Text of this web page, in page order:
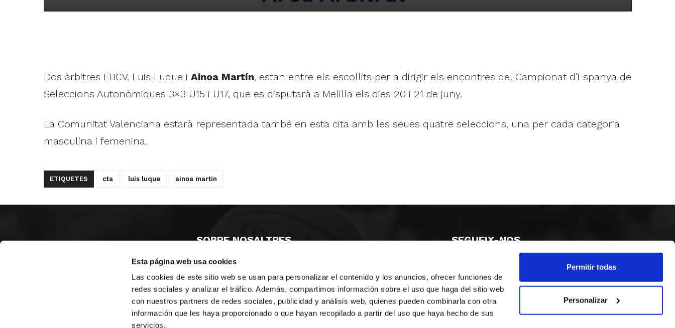
Esta página web usa cookies
Las cookies de este sitio web se usan para personalizar el contenido y los anuncios, ofrecer funciones de
redes sociales y analizar el tráfico. Además, compartimos información sobre el uso que haga del sitio web
con nuestros partners de redes sociales, publicidad y análisis web, quienes pueden combinarla con otra
información que les haya proporcionado o que hayan recopilado a partir del uso que haya hecho de sus
servicios.
Permitir todas
Personalizar
Dos àrbitres FBCV, Luis Luque i Ainoa Martín, estan entre els escollits per a dirigir els encontres del Campionat d'Espanya de
Seleccions Autonòmiques 3×3 U15 i U17, que es disputarà a Melilla els dies 20 i 21 de juny.
La Comunitat Valenciana estarà representada també en esta cita amb les seues quatre seleccions, una per cada categoria
masculina i femenina.
ETIQUETES cta luis luque ainoa martin
SOBRE NOSALTRES
CASTELLÓ
VALÈNCIA
MONESTIR DE POBLET 14 1ª 3º
ALACANT
CIUDAD DE MATANZAS 12
fbcv@fbcv.es
SEGUEIX-NOS